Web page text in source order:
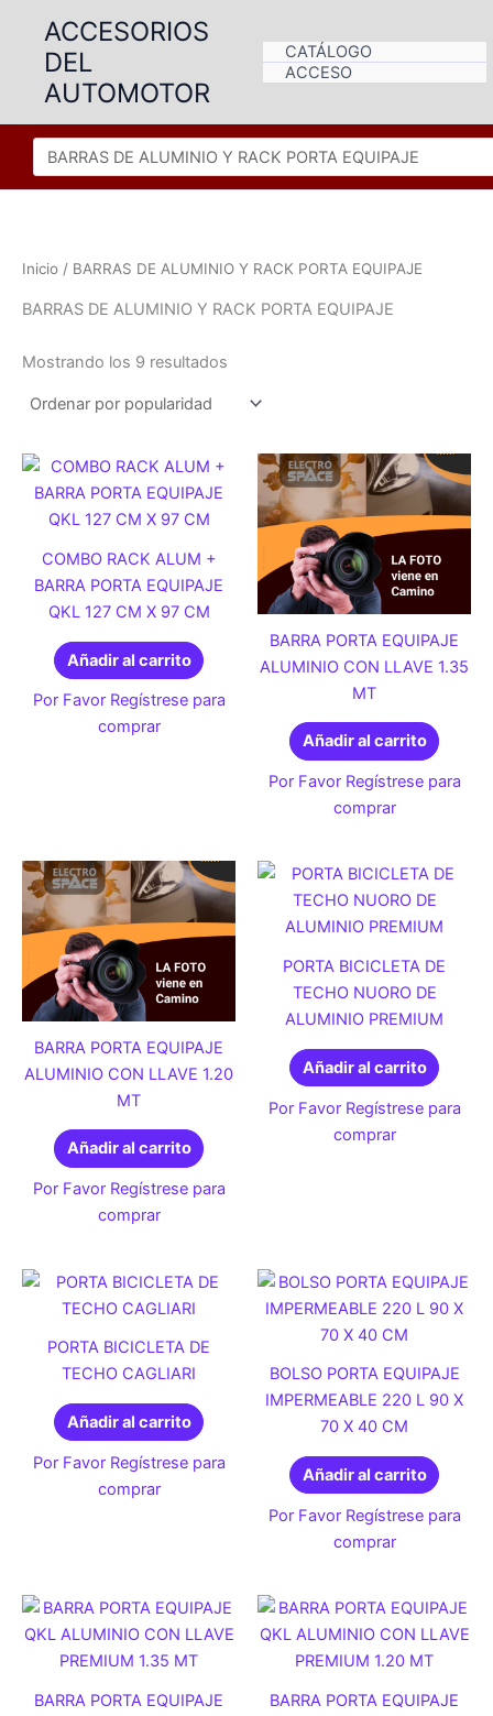
contenido
ACCESORIOS
DEL
AUTOMOTOR
CATÁLOGO
ACCESO
Inicio / BARRAS DE ALUMINIO Y RACK PORTA EQUIPAJE
BARRAS DE ALUMINIO Y RACK PORTA EQUIPAJE
Mostrando los 9 resultados
COMBO RACK ALUM +
BARRA PORTA EQUIPAJE
QKL 127 CM X 97 CM
Añadir al carrito
Por Favor Regístrese para
comprar
BARRA PORTA EQUIPAJE
ALUMINIO CON LLAVE 1.35
MT
Añadir al carrito
Por Favor Regístrese para
comprar
BARRA PORTA EQUIPAJE
ALUMINIO CON LLAVE 1.20
MT
Añadir al carrito
Por Favor Regístrese para
comprar
PORTA BICICLETA DE
TECHO NUORO DE
ALUMINIO PREMIUM
Añadir al carrito
Por Favor Regístrese para
comprar
PORTA BICICLETA DE
TECHO CAGLIARI
Añadir al carrito
Por Favor Regístrese para
comprar
BOLSO PORTA EQUIPAJE
IMPERMEABLE 220 L 90 X
70 X 40 CM
Añadir al carrito
Por Favor Regístrese para
comprar
BARRA PORTA EQUIPAJE
BARRA PORTA EQUIPAJE